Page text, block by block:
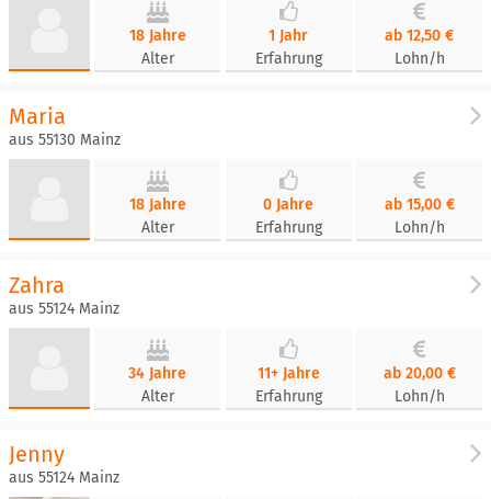
18 Jahre
Alter
1 Jahr
Erfahrung
ab 12,50 €
Lohn/h
Maria
aus 55130 Mainz
18 Jahre
Alter
0 Jahre
Erfahrung
ab 15,00 €
Lohn/h
Zahra
aus 55124 Mainz
34 Jahre
Alter
11+ Jahre
Erfahrung
ab 20,00 €
Lohn/h
Jenny
aus 55124 Mainz